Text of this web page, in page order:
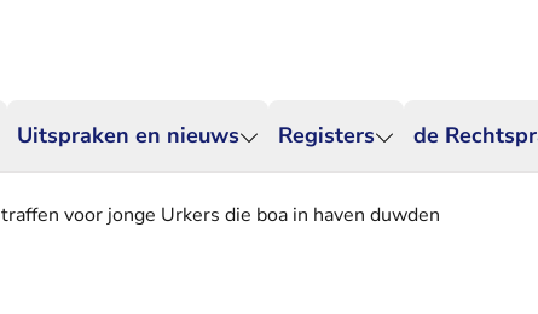
Uitspraken en nieuws Registers de
voor jonge Urkers die boa in haven duwden